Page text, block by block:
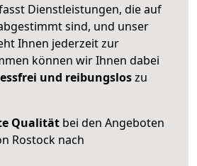
Dienstleistungen, die auf
sind, und unser
Ihnen jederzeit zur
können wir Ihnen dabei
und reibungsloszu
Qualität bei den Angeboten
Rostock nach